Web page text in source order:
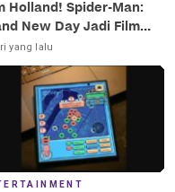
Holland! Spider-Man:
New Day Jadi Film
Era MCU
yang lalu